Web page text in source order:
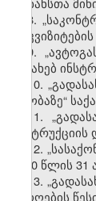
8.
9.
შესახებ
10.
თაობაზე“
11.
12.
2010 წლის
13.
ამოღების